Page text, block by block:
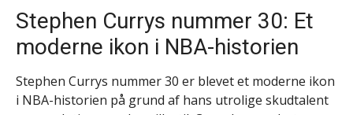
Stephen Currys nummer 30: Et
moderne ikon i NBA-historien
Stephen Currys nummer 30 er blevet et moderne ikon
i NBA-historien på grund af hans utrolige skudtalent